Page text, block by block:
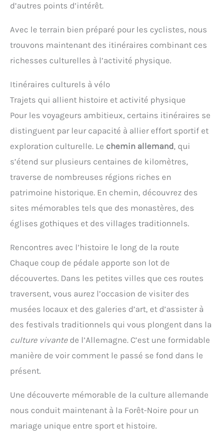
d’autres points d’intérêt.
Avec le terrain bien préparé pour les cyclistes, nous
trouvons maintenant des itinéraires combinant ces
richesses culturelles à l’activité physique.
Itinéraires culturels à vélo
Trajets qui allient histoire et activité physique
Pour les voyageurs ambitieux, certains itinéraires se
distinguent par leur capacité à allier effort sportif et
exploration culturelle. Le chemin allemand, qui
s’étend sur plusieurs centaines de kilomètres,
traverse de nombreuses régions riches en
patrimoine historique. En chemin, découvrez des
sites mémorables tels que des monastères, des
églises gothiques et des villages traditionnels.
Rencontres avec l’histoire le long de la route
Chaque coup de pédale apporte son lot de
découvertes. Dans les petites villes que ces routes
traversent, vous aurez l’occasion de visiter des
musées locaux et des galeries d’art, et d’assister à
des festivals traditionnels qui vous plongent dans la
culture vivante de l’Allemagne. C’est une formidable
manière de voir comment le passé se fond dans le
présent.
Une découverte mémorable de la culture allemande
nous conduit maintenant à la Forêt-Noire pour un
mariage unique entre sport et histoire.